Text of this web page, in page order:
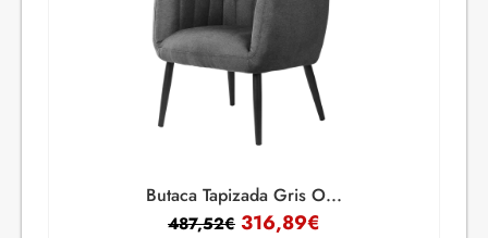
Butaca Tapizada Gris O...
487,52€ 316,89€